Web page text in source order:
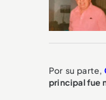
Por su parte,
principal fue